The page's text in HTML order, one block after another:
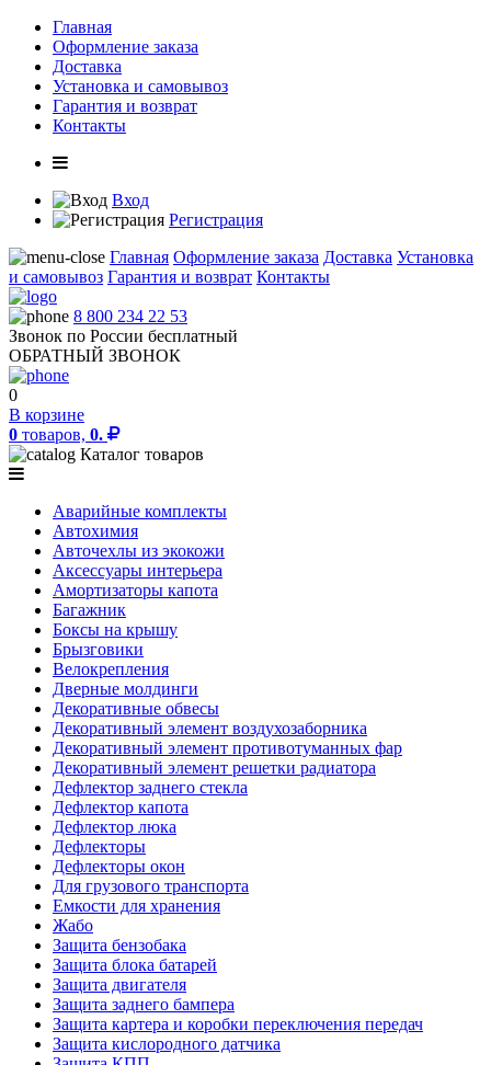
Главная
Оформление заказа
Доставка
Установка и самовывоз
Гарантия и возврат
Контакты
Вход
Регистрация
Главная Оформление заказа Доставка Установка
и самовывоз Гарантия и возврат Контакты
8 800 234 22 53
Звонок по России бесплатный
ОБРАТНЫЙ ЗВОНОК
0
В корзине
0 товаров, 0.
Каталог товаров
Аварийные комплекты
Автохимия
Авточехлы из экокожи
Аксессуары интерьера
Амортизаторы капота
Багажник
Боксы на крышу
Брызговики
Велокрепления
Дверные молдинги
Декоративные обвесы
Декоративный элемент воздухозаборника
Декоративный элемент противотуманных фар
Декоративный элемент решетки радиатора
Дефлектор заднего стекла
Дефлектор капота
Дефлектор люка
Дефлекторы
Дефлекторы окон
Для грузового транспорта
Емкости для хранения
Жабо
Защита бензобака
Защита блока батарей
Защита двигателя
Защита заднего бампера
Защита картера и коробки переключения передач
Защита кислородного датчика